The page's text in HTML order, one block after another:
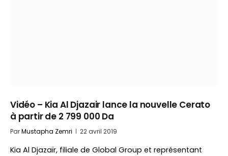
Vidéo – Kia Al Djazair lance la nouvelle Cerato
à partir de 2 799 000 Da
ParMustapha Zemri 22 avril 2019
Kia Al Djazaïr, filiale de Global Group et représentant